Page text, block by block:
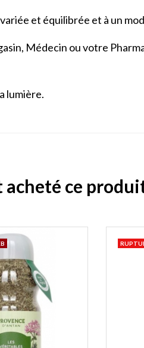
et équilibrée et à un
Médecin ou votre
lumière.
acheté ce